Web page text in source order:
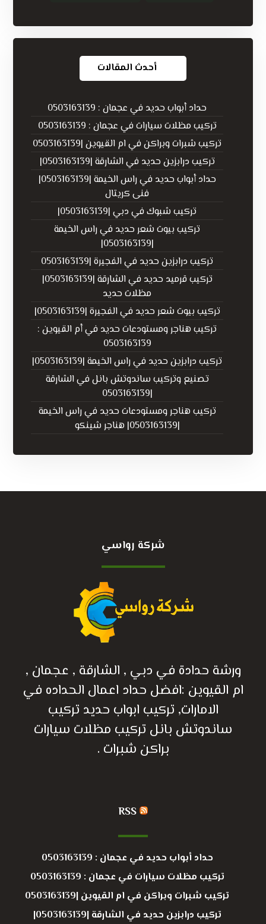
أحدث المقالات
حداد أبواب حديد في عجمان : 0503163139
تركيب مظلات سيارات في عجمان : 0503163139
تركيب شبرات وبراكن في ام القيوين |0503163139
تركيب درابزين حديد في الشارقة |0503163139|
حداد أبواب حديد في راس الخيمة |0503163139|
فنى كريتال
تركيب شبوك في دبي |0503163139|
تركيب بيوت شعر حديد في راس الخيمة
|0503163139|
تركيب درابزين حديد في الفجيرة |0503163139
تركيب قرميد حديد في الشارقة |0503163139|
مظلات حديد
تركيب بيوت شعر حديد في الفجيرة |0503163139|
تركيب هناجر ومستودعات حديد في أم القيوين :
0503163139
تركيب درابزين حديد في راس الخيمة |0503163139|
تصنيع وتركيب ساندوتش بانل في الشارقة
|0503163139
تركيب هناجر ومستودعات حديد في راس الخيمة
|0503163139| هناجر شينكو
شركة رواسي
ورشة حدادة في دبي , الشارقة , عجمان ,
ام القيوين :افضل حداد اعمال الحداده في
الامارات, تركيب ابواب حديد تركيب
ساندوتش بانل تركيب مظلات سيارات
براكن شبرات .
RSS
حداد أبواب حديد في عجمان : 0503163139
تركيب مظلات سيارات في عجمان : 0503163139
تركيب شبرات وبراكن في ام القيوين |0503163139
تركيب درابزين حديد في الشارقة |0503163139|